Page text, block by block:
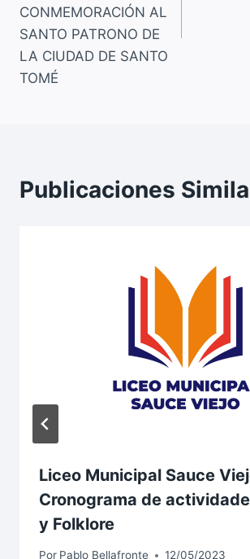
CONMEMORACIÓN AL
SANTO PATRONO DE
LA CIUDAD DE SANTO
TOMÉ
Publicaciones
Liceo Municipal Sauce
Cronograma de
y Folklore
Por Pablo Bellafronte 12/05/2023